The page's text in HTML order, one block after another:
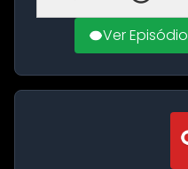
Ver Episódio